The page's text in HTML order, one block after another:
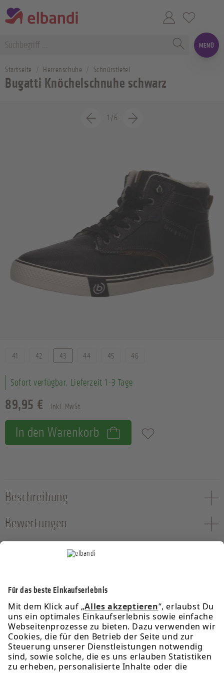
MENÜ
Startseite Herrenschuhe Schnürstiefel
Bugatti Knöchelschnuhe schwarz
1 /6
89,95 € inkl. MwSt.
Sofort verfügbar, Lieferzeit 1-3 Tage
Größe
41 42 43 44 45 46
In den Warenkorb Zum Merkzettel hinzufügen
Beschreibung
Bewertungen
Service-Hotline
Informationen
Rechtliches
Über uns